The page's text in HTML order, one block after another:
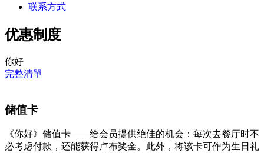
联系方式
优惠制度
你好
完整清單
储值卡
《你好》储值卡——给会员提供绝佳的机会：每次去餐厅时不
必考虑付款，还能获得卢布奖金。此外，将该卡可作为生日礼